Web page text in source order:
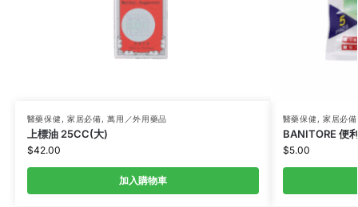
醫藥保健, 家居必備,萬用／外用藥品
上標油 25CC(大)
$42.00
加入購物車
醫藥保健, 家居必備
BANITORE 便
$5.00